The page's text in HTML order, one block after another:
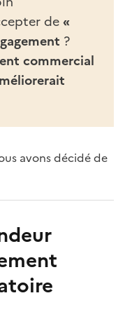
de«
?
commercial
avons décidé de